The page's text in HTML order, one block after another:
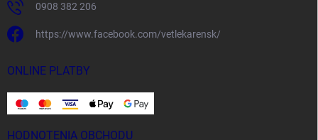
0908 382 206
https://www.facebook.com/vetlekarensk/
ONLINE PLATBY
HODNOTENIA OBCHODU